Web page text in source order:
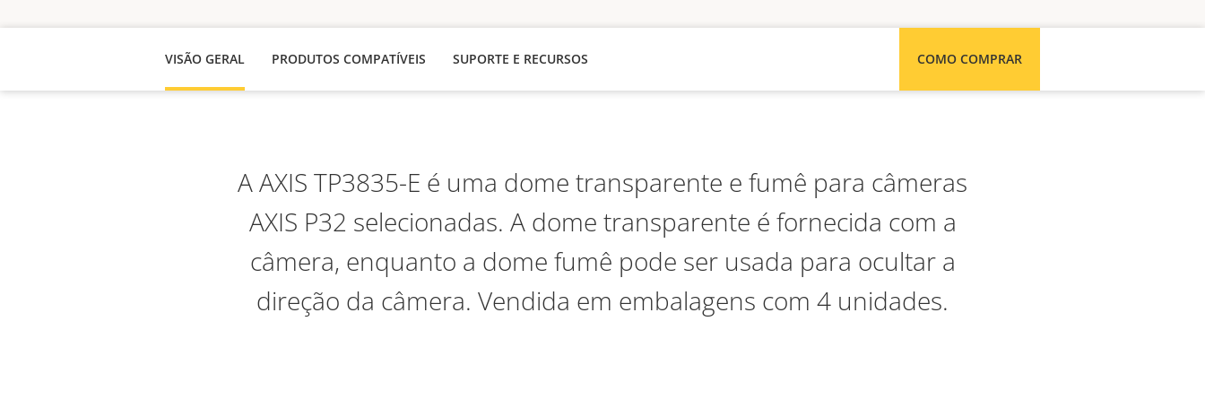
VISÃO GERAL PRODUTOS COMPATÍVEIS COMO COMPRAR
SUPORTE E RECURSOS
A AXIS TP3835-E é uma dome transparente e fumê para câmeras
AXIS P32 selecionadas. A dome transparente é fornecida com a
câmera, enquanto a dome fumê pode ser usada para ocultar a
direção da câmera. Vendida em embalagens com 4 unidades.